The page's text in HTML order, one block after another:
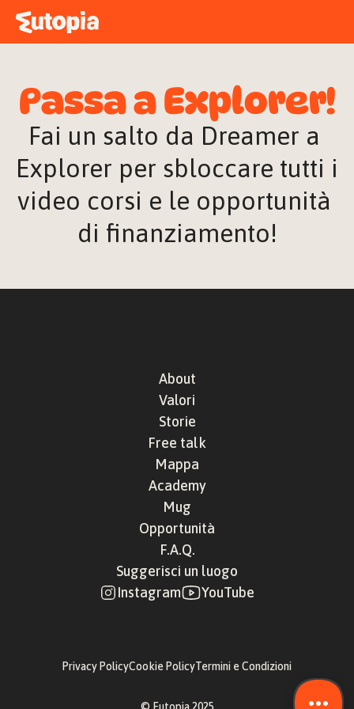
STORIE
FREE TALK
ACCEDI
Passa a Explorer!
Fai un salto da Dreamer a
Explorer per sbloccare tutti i
video corsi e le opportunità
di finanziamento!
About
Valori
Storie
Free talk
Mappa
Academy
Mug
Opportunità
F.A.Q.
Suggerisci un luogo
Instagram
YouTube
Privacy PolicyCookie PolicyTermini e Condizioni